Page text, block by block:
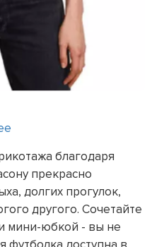
благодаря
прекрасно
долгих прогулок,
другого. Сочетайте
мини-юбкой - вы не